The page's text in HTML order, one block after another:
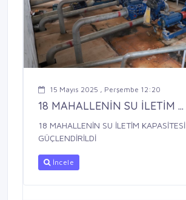
15 Mayıs 2025 , Perşembe 12:20
18 MAHALLENİN SU İLETİM ...
18 MAHALLENİN SU İLETİM KAPASİTESİ
GÜÇLENDİRİLDİ
İncele